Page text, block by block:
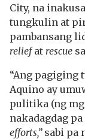
City, na
tungkulin at
pambansang
reliefat rescue
“Ang pagiging
Aquino ay
pulitika (ng
nakadagdag
efforts,” sabi pa